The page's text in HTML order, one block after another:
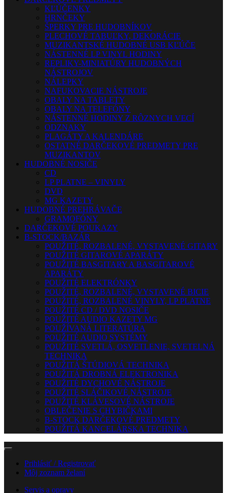
KĽÚČENKY
HRNČEKY
ŠPERKY PRE HUDOBNÍKOV
PLECHOVÉ TABUĽKY, DEKORÁCIE
MUZIKANTSKÉ HUDOBNÉ USB KĽÚČE
NÁSTENNÉ LP VINYL HODINY
REPLIKY-MINIATÚRY HUDOBNÝCH
NÁSTROJOV
NÁLEPKY
NAFUKOVACIE NÁSTROJE
OBALY NA TABLETY
OBALY NA TELEFÓNY
NÁSTENNÉ HODINY Z RÔZNYCH VECÍ
ODZNAKY
PLAGÁTY A KALENDÁRE
OSTATNÉ DARČEKOVÉ PREDMETY PRE
MUZIKANTOV
HUDOBNÉ NOSIČE
CD
LP PLATNE – VINYLY
DVD
MG KAZETY
HUDOBNÉ PREHRÁVAČE
GRAMOFÓNY
DARČEKOVÉ POUKAZY
B-STOCK/BAZÁR
POUŽITÉ, ROZBALENÉ, VYSTAVENÉ GITARY
POUŽITÉ GITAROVÉ APARÁTY
POUŽITÉ BASGITARY A BASGITAROVÉ
APARÁTY
POUŽITÉ ELEKTRÓNKY
POUŽITÉ, ROZBALENÉ, VYSTAVENÉ BICIE
POUŽITÉ, ROZBALENÉ VINYLY, LP PLATNE
POUŽITÉ CD / DVD NOSIČE
POUŽITÉ AUDIO KAZETY MG
POUŽÍVANÁ LITERATÚRA
POUŽITÉ AUDIO SYSTÉMY
POUŽITÉ SVETLÁ, OSVETLENIE, SVETELNÁ
TECHNIKA
POUŽITÁ ŠTÚDIOVÁ TECHNIKA
POUŽITÁ DROBNÁ ELEKTRONIKA
POUŽITÉ DYCHOVÉ NÁSTROJE
POUŽITÉ SLÁČIKOVÉ NÁSTROJE
POUŽITÉ KLÁVESOVÉ NÁSTROJE
OBLEČENIE S CHYBIČKAMI
B-STOCK DARČEKOVÉ PREDMETY
POUŽITÁ KANCELÁRSKA TECHNIKA
Prihlásiť / Registrovať
Môj zoznam želaní
Servis a opravy